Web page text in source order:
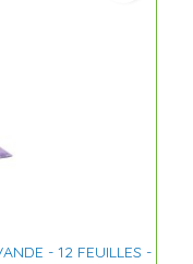
- 12 FEUILLES -